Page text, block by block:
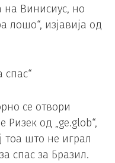
на Винисиус, но
лошо“, изјавија од
спас“
се отвори
од „ge.glob“,
тоа што не играл
спас за Бразил.